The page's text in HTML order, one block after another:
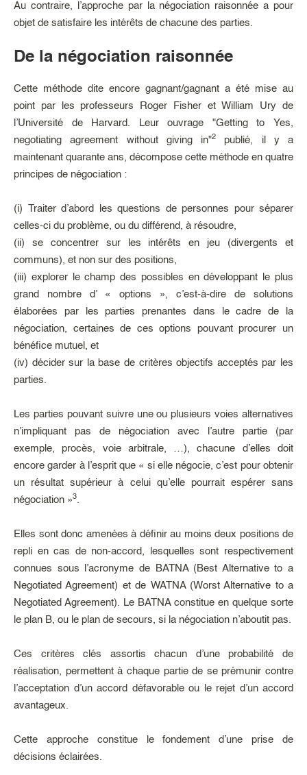
Au contraire, l’approche par la négociation raisonnée a pour
objet de satisfaire les intérêts de chacune des parties.
De la négociation raisonnée
Cette méthode dite encore gagnant/gagnant a été mise au
point par les professeurs Roger Fisher et William Ury de
l’Université de Harvard. Leur ouvrage "Getting to Yes,
negotiating agreement without giving in"2
publié, il y a
maintenant quarante ans, décompose cette méthode en quatre
principes de négociation :
(i) Traiter d’abord les questions de personnes pour séparer
celles-ci du problème, ou du différend, à résoudre,
(ii) se concentrer sur les intérêts en jeu (divergents et
communs), et non sur des positions,
(iii) explorer le champ des possibles en développant le plus
grand nombre d’ « options », c’est-à-dire de solutions
élaborées par les parties prenantes dans le cadre de la
négociation, certaines de ces options pouvant procurer un
bénéfice mutuel, et
(iv) décider sur la base de critères objectifs acceptés par les
parties.
Les parties pouvant suivre une ou plusieurs voies alternatives
n’impliquant pas de négociation avec l’autre partie (par
exemple, procès, voie arbitrale, …), chacune d’elles doit
encore garder à l’esprit que « si elle négocie, c’est pour obtenir
un résultat supérieur à celui qu’elle pourrait espérer sans
négociation »3.
Elles sont donc amenées à définir au moins deux positions de
repli en cas de non-accord, lesquelles sont respectivement
connues sous l’acronyme de BATNA (Best Alternative to a
Negotiated Agreement) et de WATNA (Worst Alternative to a
Negotiated Agreement). Le BATNA constitue en quelque sorte
le plan B, ou le plan de secours, si la négociation n’aboutit pas.
Ces critères clés assortis chacun d’une probabilité de
réalisation, permettent à chaque partie de se prémunir contre
l’acceptation d’un accord défavorable ou le rejet d’un accord
avantageux.
Cette approche constitue le fondement d’une prise de
décisions éclairées.